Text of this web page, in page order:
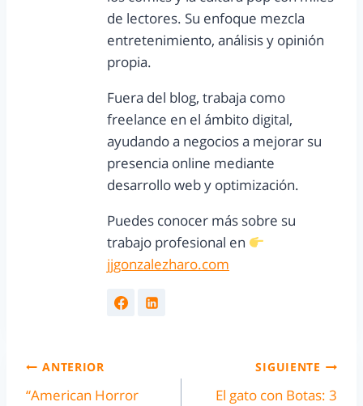
de lectores. Su enfoque mezcla
entretenimiento, análisis y opinión
propia.
Fuera del blog, trabaja como
freelance en el ámbito digital,
ayudando a negocios a mejorar su
presencia online mediante
desarrollo web y optimización.
Puedes conocer más sobre su
trabajo profesional en
jjgonzalezharo.com
ANTERIOR
“American Horror
SIGUIENTE
El gato con Botas: 3